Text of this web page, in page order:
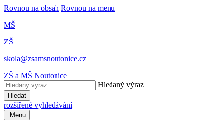
Rovnou na obsah Rovnou na menu
MŠ
ZŠ
skola@zsamsnoutonice.cz
ZŠ a MŠ Noutonice
Hledaný výraz
Hledat
rozšířené vyhledávání
Menu